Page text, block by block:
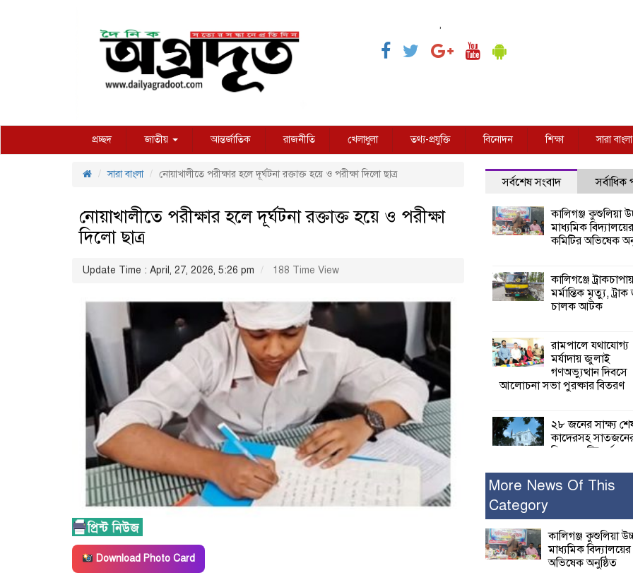
,
প্রচ্ছদ জাতীয় আন্তর্জাতিক রাজনীতি খেলাধুলা তথ্য-প্রযুক্তি বিনোদন শিক্ষা সারা বাংলা
সারা বাংলা নোয়াখালীতে পরীক্ষার হলে দূর্ঘটনা রক্তাক্ত হয়ে ও পরীক্ষা দিলো ছাত্র
নোয়াখালীতে পরীক্ষার হলে দূর্ঘটনা রক্তাক্ত হয়ে ও পরীক্ষা
দিলো ছাত্র
Update Time : April, 27, 2026, 5:26 pm 188 Time View
Download Photo Card
সর্বশেষ সংবাদ সর্বাধিক
কালিগঞ্জ কুশুলিয়া
মাধ্যমিক বিদ্যালয়ের
কমিটির অভিষেক
কালিগঞ্জে
মর্মান্তিক মৃত্যু,
চালক আটক
রামপালে যথাযোগ্য
মর্যাদায় জুলাই
গণঅভ্যুত্থান দিবসে
আলোচনা সভা পুরষ্কার বিতরণ
২৮ জনের সাক্ষ্য
কাদেরসহ
বিরুদ্ধে যুক্তিতর্ক
ক্ষতি করেছে
নুরুল হক নুর
পাঁচ মাসে সরকারের
More News Of This
Category
কালিগঞ্জ কুশুলিয়া
মাধ্যমিক
অভিষেক অনুষ্ঠিত